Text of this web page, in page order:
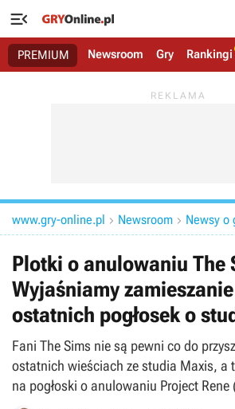

PREMIUM Newsroom Gry Rankingi
www.gry-online.pl  Newsroom  Newsy o
Plotki o anulowaniu The
Wyjaśniamy
ostatnich pogłosek o
Fani The Sims nie są pewni co do
ostatnich wieściach ze studia Maxis, a
na pogłoski o anulowaniu Project